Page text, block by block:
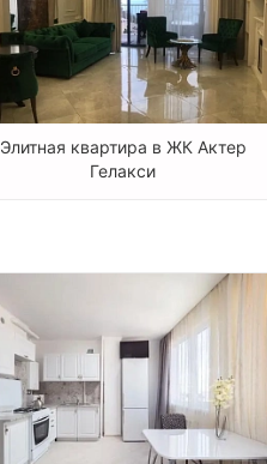
Элитная квартира в ЖК Актер
Гелакси